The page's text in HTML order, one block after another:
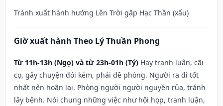
Tránh xuất hành hướng Lên Trời gặp Hạc Thần (xấu)
Giờ xuất hành Theo Lý Thuần Phong
Từ 11h-13h (Ngọ) và từ 23h-01h (Tý) Hay tranh luận, cãi
cọ, gây chuyện đói kém, phải đề phòng. Người ra đi tốt
nhất nên hoãn lại. Phòng người người nguyền rủa, tránh
lây bệnh. Nói chung những việc như hội họp, tranh luận,